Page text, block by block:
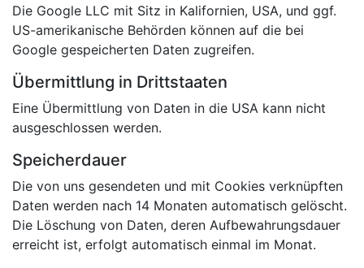
Die Google LLC mit Sitz in Kalifornien, USA, und ggf.
US-amerikanische Behörden können auf die bei
Google gespeicherten Daten zugreifen.
Übermittlung in Drittstaaten
Eine Übermittlung von Daten in die USA kann nicht
ausgeschlossen werden.
Speicherdauer
Die von uns gesendeten und mit Cookies verknüpften
Daten werden nach 14 Monaten automatisch gelöscht.
Die Löschung von Daten, deren Aufbewahrungsdauer
erreicht ist, erfolgt automatisch einmal im Monat.